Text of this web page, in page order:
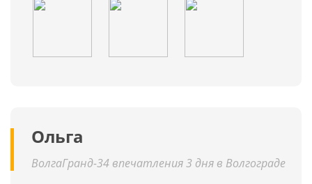
Ольга
ВолгаГранд-34 впечатления 3 дня в Волгограде